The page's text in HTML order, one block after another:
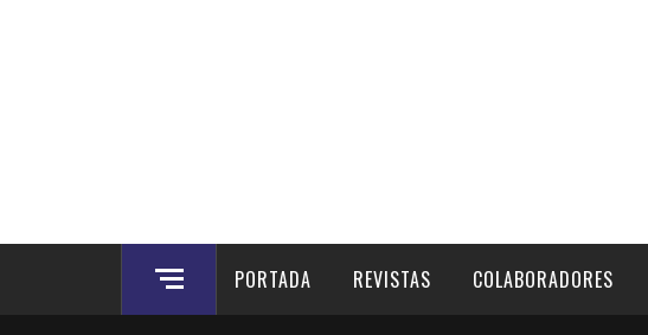
Noticias, artículos y entrevistas en Badajoz
PORTADA REVISTAS COLABORADORES